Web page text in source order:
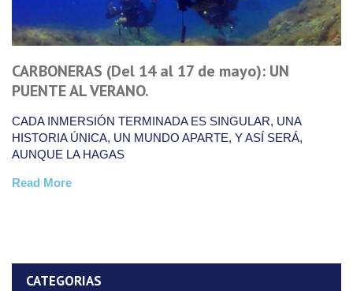
CARBONERAS (Del 14 al 17 de mayo): UN
PUENTE AL VERANO.
CADA INMERSIÓN TERMINADA ES SINGULAR, UNA
HISTORIA ÚNICA, UN MUNDO APARTE, Y ASÍ SERÁ,
AUNQUE LA HAGAS
Read More
CATEGORIAS